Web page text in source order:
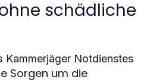
schädliche
Kammerjäger Notdienstes
Sorgen um die